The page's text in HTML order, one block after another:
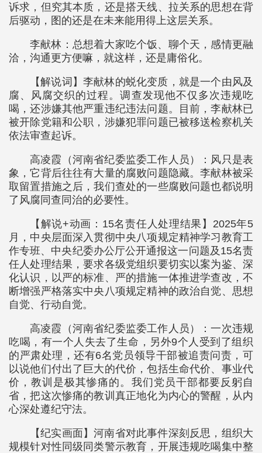
诉求，但究其本质，还是搭天线、拉关系的思想在背
后驱动，图的还是在未来能用得上这层关系。
李献林：总想着大家吃个饭、聊个天，感情更融
洽，沟通更方便嘛，就这样，还是庸俗化。
【解说词】李献林的蜕化变质，就是一个由风及
腐、风腐交织的过程。调查发现他不仅多次违规吃
喝，还涉嫌其他严重违纪违法问题。目前，李献林已
被开除党籍和公职，涉嫌犯罪问题已被移送检察机关
依法审查起诉。
高凌霞（河南省纪委监委工作人员）：风只是表
象，它背后往往有大量的腐败问题隐藏。李献林被采
取留置措施之后，我们查处的一些腐败问题也都说明
了风腐同查同治的必要性。
【解说+动画：15名责任人处理结果】2025年5
月，中央层面深入贯彻中央八项规定精神学习教育工
作专班、中央纪委办公厅公开通报这一问题及15名责
任人处理结果，要求各级党组织要切实以案为鉴、深
化认识，以严的标准、严的措施一体推进学查改，不
断增强严格落实中央八项规定精神的政治自觉、思想
自觉、行动自觉。
高凌霞（河南省纪委监委工作人员）：一次违规
吃喝，有一个人失去了生命，另外9个人受到了组织
的严肃处理，还有6名党员领导干部被追责问责，可
以说他们付出了巨大的代价，包括生命代价、事业代
价，教训是极其惨痛的。我们党员干部都要反躬自
省，把这次惨痛的教训真正地化为内心的警醒，从内
心深处遵纪守法。
【纪实画面】河南省对此事件深刻反思，组织大
规模针对性同级同类警示教育，开展违规吃喝集中整